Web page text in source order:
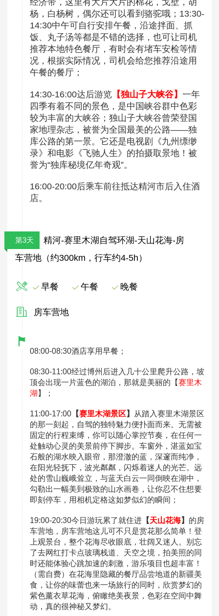
经济带，这里有大片大片的棉花，戈壁，胡
杨，白杨树，偶尔还可以看到骆驼哦；13:30-
14:30中午可自行安排午餐，沿途拌面、抓
饭、丸子汤等都是不错的选择，也可让司机
推荐本地特色餐厅，有时会有堵车安检等情
况，根据实际情况，司机会给您推荐沿途用
午餐的餐厅；
14:30-16:00达后游览 【独山子大峡谷】 一年
四季有着不同的景色，是中国峡谷群中色彩
较为丰富的大峡谷；独山子大峡谷曾荣登国
家地理杂志，被誉为全国最美的公路——独
库公路的第一景。它还是电视剧《九州缥缈
录》和电影《飞驰人生》的拍摄取景地！被
誉为“独库秘境亿年奇观”。
16:00-20:00后乘车前往抵达精河市后入住酒
店。
第3天
精河-赛里木湖自驾环湖-天山花海-房
车营地（约300km，行车约4-5h）
早餐 午餐 晚餐
房车营地
08:00-08:30酒店享用早餐；
08:30-11:00经过博州后进入几十公里爬升公路，坡
顶会出现一片蓝色的湖泊，那就是美丽的【赛里木
湖 】；
11:00-17:00 【赛里木湖景区】
从踏入赛里木湖景区
的那一刻起，自驾的独特魅力便扑面而来。无需被
固定的行程束缚，你可以随心掌控节奏，在任何一
处触动心灵的美景前停下脚步。车窗外，湛蓝如宝
石般的湖水映入眼帘，那澄澈的蓝，深邃而纯净，
在阳光轻抚下，波光粼粼，闪烁着迷人的光芒。远
处的雪山巍峨耸立，与蓝天白云一同倒映在湖中，
勾勒出一幅美到极致的山水画卷，让你忍不住想要
即刻停车，用相机定格这如梦似幻的瞬间；
19:00-20:30今日游玩累了就住进 【天山花海】 的房
车营地，房车营地这儿可不只是赏花那么简单！登
上观景台，整个花海尽收眼底，壮阔又迷人。别忘
了去网红打卡点玻璃栈道、天空之境，拍美照的同
时还能体验心跳加速的刺激，游乐项目也超丰富！
（需自费）在花海里隐藏的餐厅品尝地道的新疆美
食，让你的味蕾也来一场旅行的同时，欣赏梦幻的
紫色薰衣草花海，俯瞰绝美夜景，色彩在空间中舞
动，真的很神秘又梦幻。